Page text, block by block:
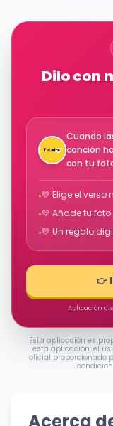
Dilo con
Cuando
canción
con tu
•💛 Elige el
•💛 Añade tu
•💛 Un regalo
👉
Aplicación
Esta aplicación es
esta aplicación, el
oficial proporcionado